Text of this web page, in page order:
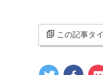
この記事タ